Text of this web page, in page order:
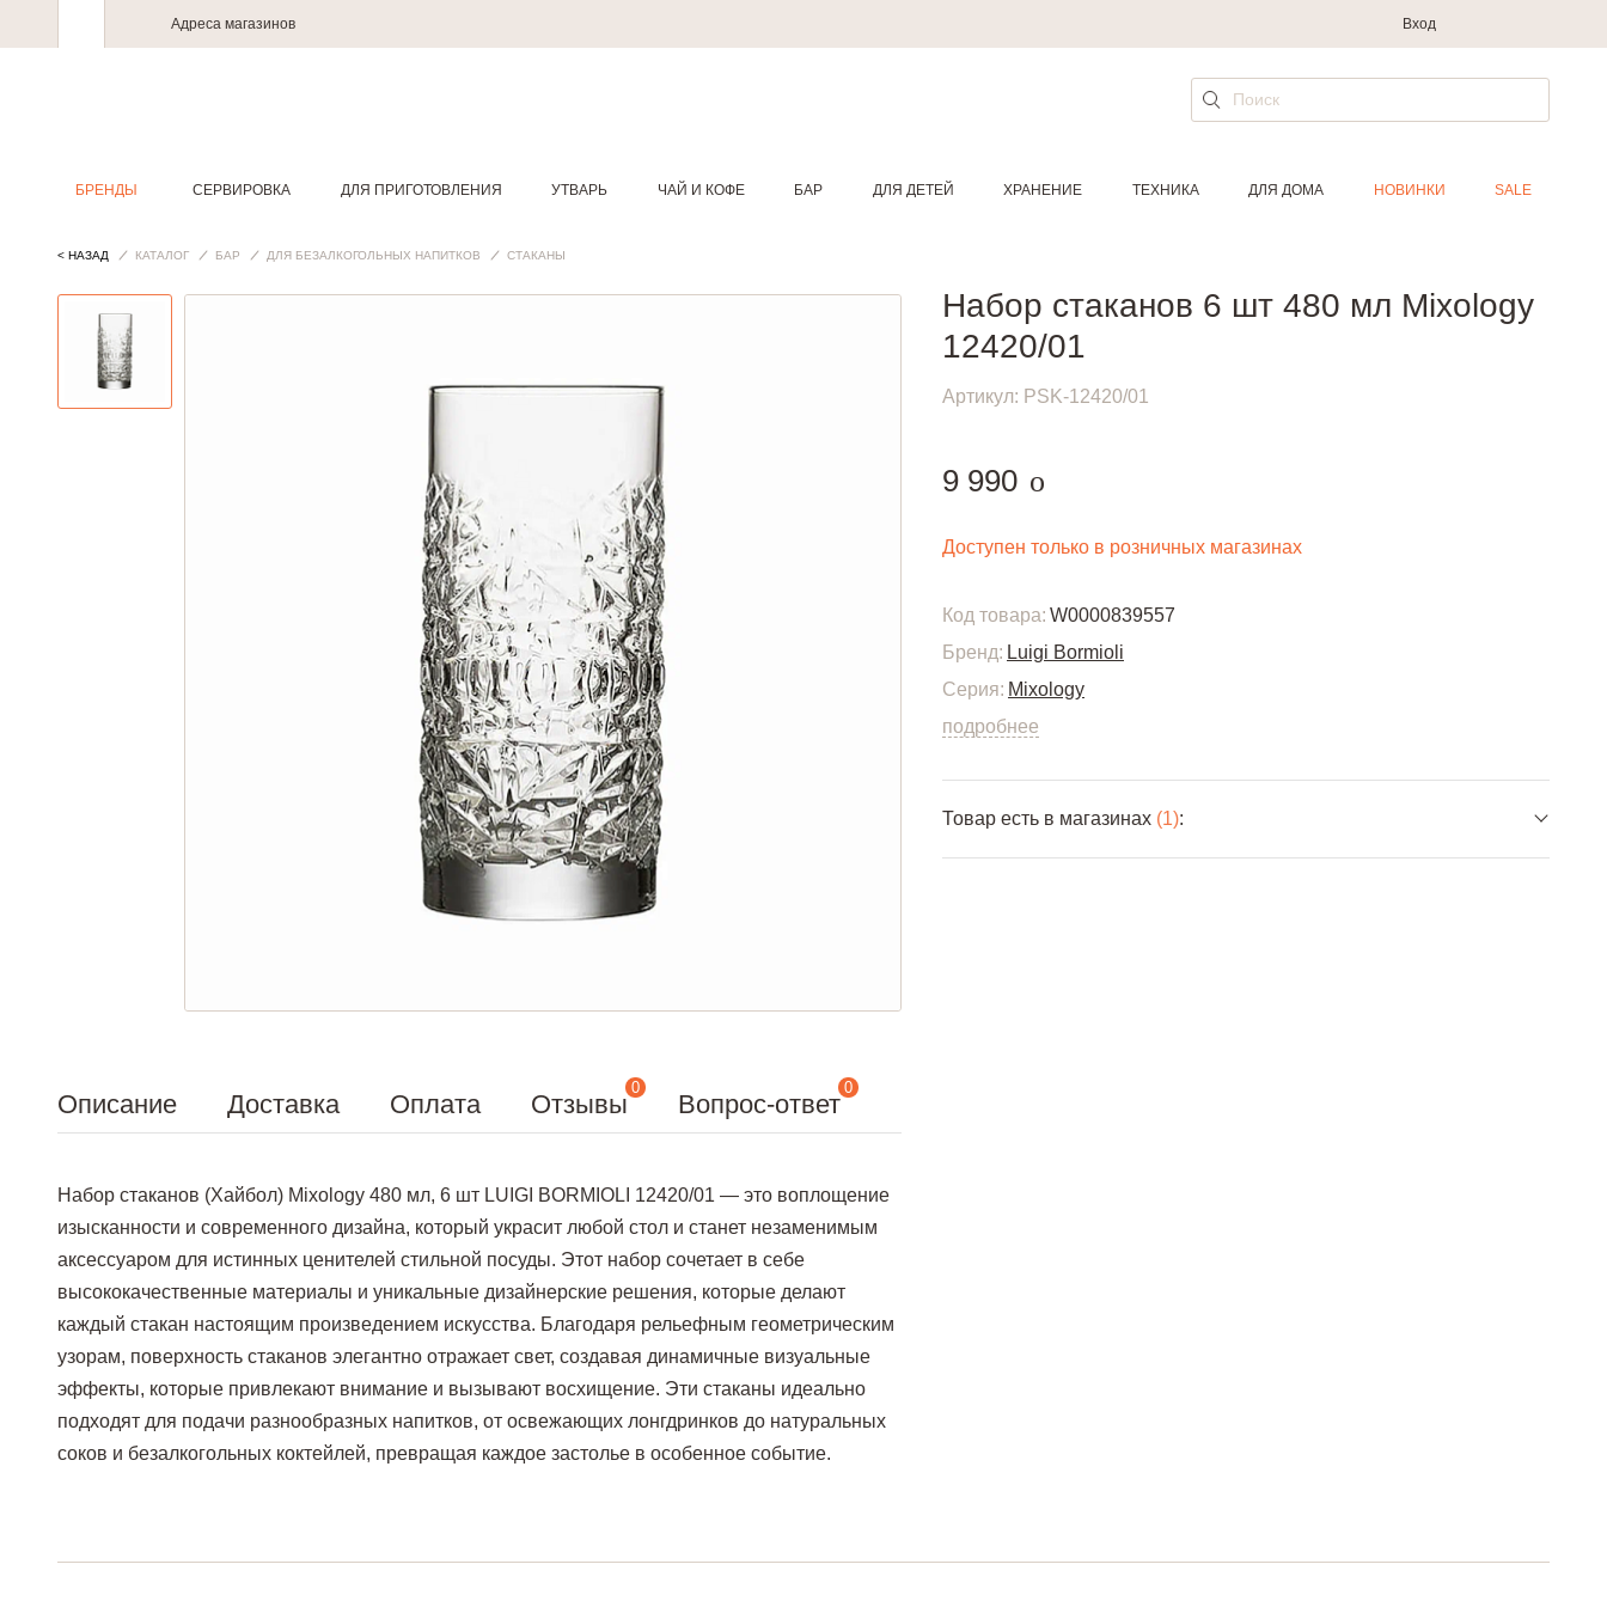
Адреса магазинов Вход
БРЕНДЫ СЕРВИРОВКА ДЛЯ ПРИГОТОВЛЕНИЯ УТВАРЬ ЧАЙ И КОФЕ БАР ДЛЯ ДЕТЕЙ ХРАНЕНИЕ ТЕХНИКА ДЛЯ ДОМА НОВИНКИ SALE
< НАЗАД КАТАЛОГ БАР ДЛЯ БЕЗАЛКОГОЛЬНЫХ НАПИТКОВ СТАКАНЫ
Описание Доставка Оплата Отзывы
0
Вопрос-ответ
0
Набор стаканов (Хайбол) Mixology 480 мл, 6 шт LUIGI BORMIOLI 12420/01 — это воплощение
изысканности и современного дизайна, который украсит любой стол и станет незаменимым
аксессуаром для истинных ценителей стильной посуды. Этот набор сочетает в себе
высококачественные материалы и уникальные дизайнерские решения, которые делают
каждый стакан настоящим произведением искусства. Благодаря рельефным геометрическим
узорам, поверхность стаканов элегантно отражает свет, создавая динамичные визуальные
эффекты, которые привлекают внимание и вызывают восхищение. Эти стаканы идеально
подходят для подачи разнообразных напитков, от освежающих лонгдринков до натуральных
соков и безалкогольных коктейлей, превращая каждое застолье в особенное событие.
Набор стаканов 6 шт 480 мл Mixology
12420/01
Артикул: PSK-12420/01
9 990 руб.
o
Доступен только в розничных магазинах
Код товара: W0000839557
Бренд: Luigi Bormioli
Серия: Mixology
подробнее
Товар есть в магазинах (1):